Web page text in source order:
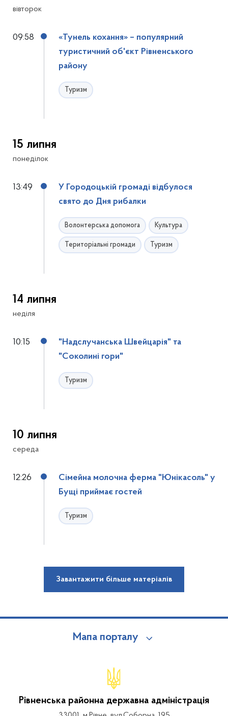
вівторок
09:58
«Тунель кохання» – популярний
туристичний об'єкт Рівненського
району
Туризм
15 липня
понеділок
13:49
У Городоцькій громаді відбулося
свято до Дня рибалки
Волонтерська допомога Культура
Територіальні громади Туризм
14 липня
неділя
10:15
"Надслучанська Швейцарія" та
"Соколині гори"
Туризм
10 липня
середа
12:26
Сімейна молочна ферма "Юнікасоль" у
Бущі приймає гостей
Туризм
Завантажити більше матеріалів
Мапа порталу
Рівненська районна державна адміністрація